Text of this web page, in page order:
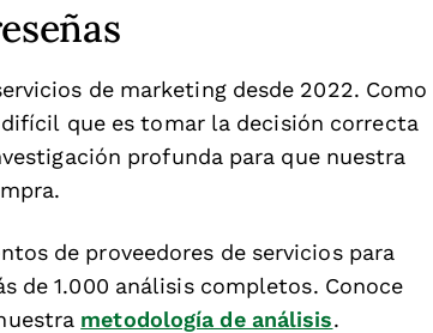
de marketing desde 2022. Como
que es tomar la decisión correcta
profunda para que nuestra
de proveedores de servicios para
de 1.000 análisis completos. Conoce
metodología de análisis.